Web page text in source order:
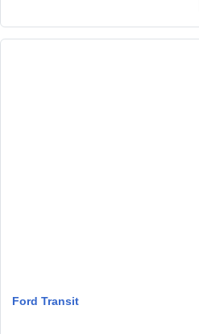
Ford Transit